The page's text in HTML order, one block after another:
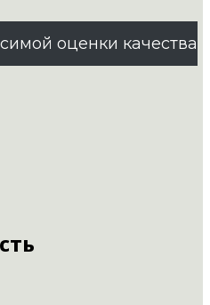
оценки качества